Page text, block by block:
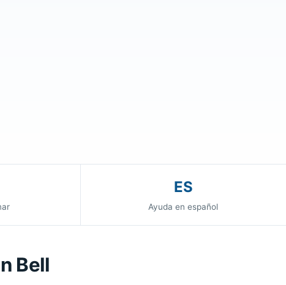
ES
Ayuda en español
Bell